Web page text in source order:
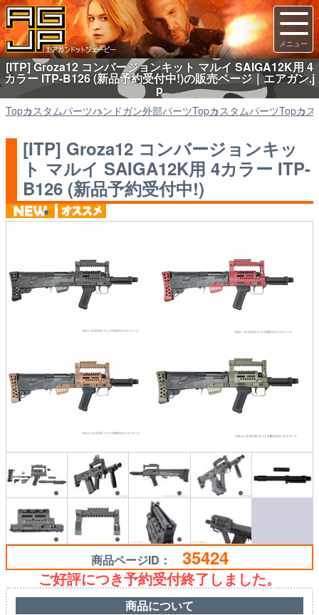
[ITP] Groza12 コンバージョンキット マルイ SAIGA12K用 4
カラー ITP-B126 (新品予約受付中!)の販売ページ｜エアガン.j
p
Topカスタムパーツハンドガン外部パーツTopカスタムパーツTopカ
[ITP] Groza12 コンバージョンキッ
ト マルイ SAIGA12K用 4カラー ITP-
B126 (新品予約受付中!)
商品ページID： 35424
ご好評につき予約受付終了しました。
商品について